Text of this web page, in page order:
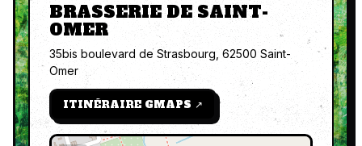
BRASSERIE DE SAINT-
OMER
35bis boulevard de Strasbourg, 62500 Saint-
Omer
ITINÉRAIRE GMAPS ↗